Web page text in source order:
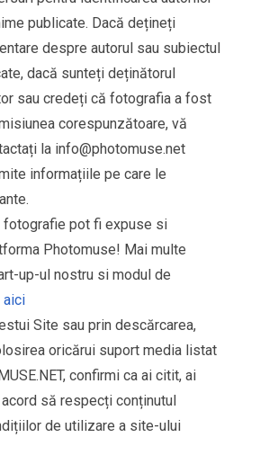
publicate. Dacă dețineți
despre autorul sau subiectul
dacă sunteți deținătorul
sau credeți că fotografia a fost
corespunzătoare, vă
la info@photomuse.net
informațiile pe care le
pot fi expuse si
Photomuse! Mai multe
up-ul nostru si modul de
aici
Site sau prin descărcarea,
oricărui suport media listat
confirmi ca ai citit, ai
să respecți conținutul
de utilizare a site-ului